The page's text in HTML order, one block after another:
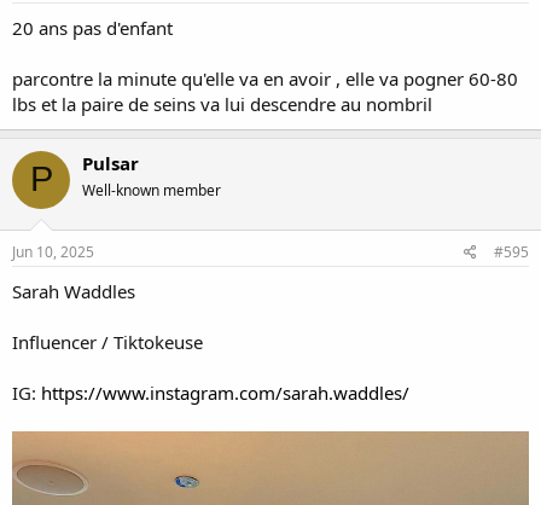
20 ans pas d'enfant
parcontre la minute qu'elle va en avoir , elle va pogner 60-80
lbs et la paire de seins va lui descendre au nombril
P Pulsar
Well-known member
Jun 10, 2025 #595
Sarah Waddles
Influencer / Tiktokeuse
IG: https://www.instagram.com/sarah.waddles/